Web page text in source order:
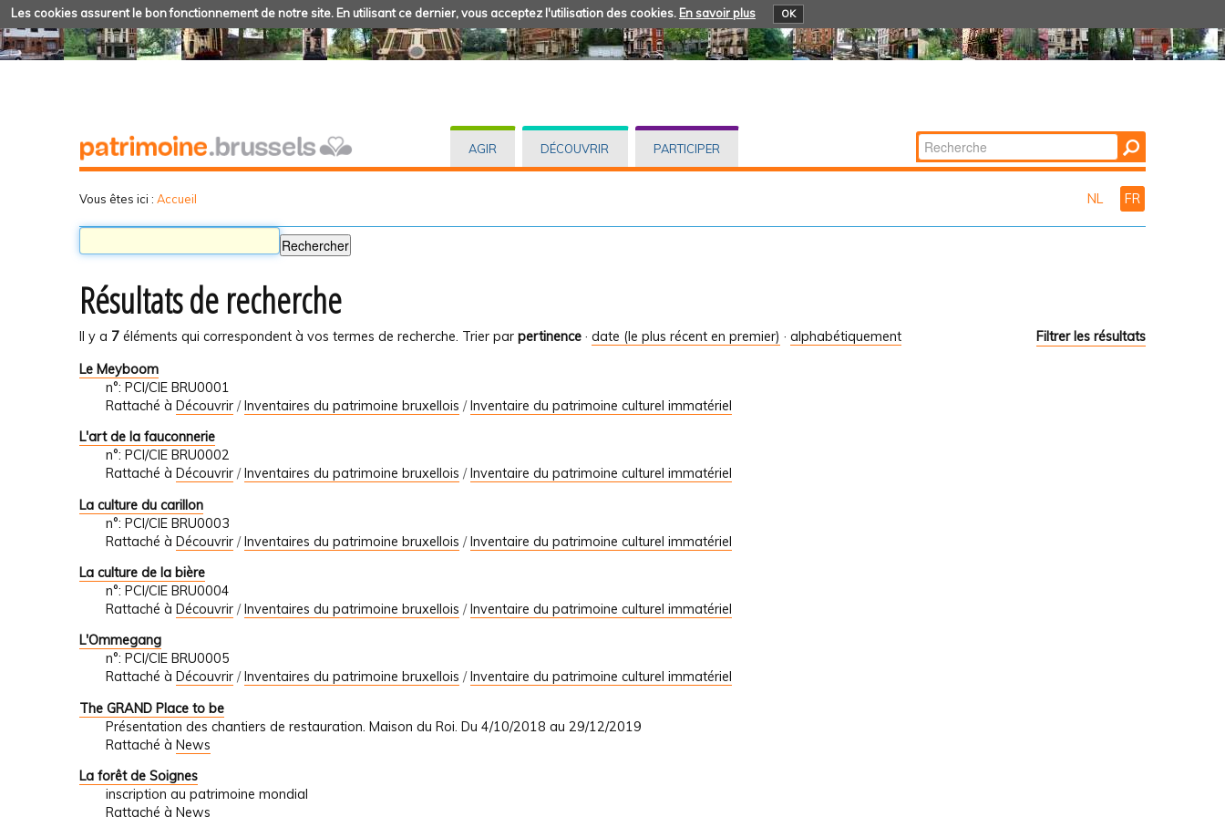
Les cookies assurent le bon fonctionnement de notre site. En utilisant ce dernier, vous acceptez l'utilisation des cookies. En savoir plus OK
AGIR DÉCOUVRIR PARTICIPER Chercher par
Recherche
Vous êtes ici : Accueil NL FR
Résultats de recherche
Il y a 7 éléments qui correspondent à vos termes de recherche. Filtrer les résultats
Trier par pertinence · date (le plus récent en premier) · alphabétiquement
Le Meyboom
n°: PCI/CIE BRU0001
Rattaché à Découvrir /Inventaires du patrimoine bruxellois /Inventaire du patrimoine culturel immatériel
L'art de la fauconnerie
n°: PCI/CIE BRU0002
Rattaché à Découvrir /Inventaires du patrimoine bruxellois /Inventaire du patrimoine culturel immatériel
La culture du carillon
n°: PCI/CIE BRU0003
Rattaché à Découvrir /Inventaires du patrimoine bruxellois /Inventaire du patrimoine culturel immatériel
La culture de la bière
n°: PCI/CIE BRU0004
Rattaché à Découvrir /Inventaires du patrimoine bruxellois /Inventaire du patrimoine culturel immatériel
L'Ommegang
n°: PCI/CIE BRU0005
Rattaché à Découvrir /Inventaires du patrimoine bruxellois /Inventaire du patrimoine culturel immatériel
The GRAND Place to be
Présentation des chantiers de restauration. Maison du Roi. Du 4/10/2018 au 29/12/2019
Rattaché à News
La forêt de Soignes
inscription au patrimoine mondial
Rattaché à News